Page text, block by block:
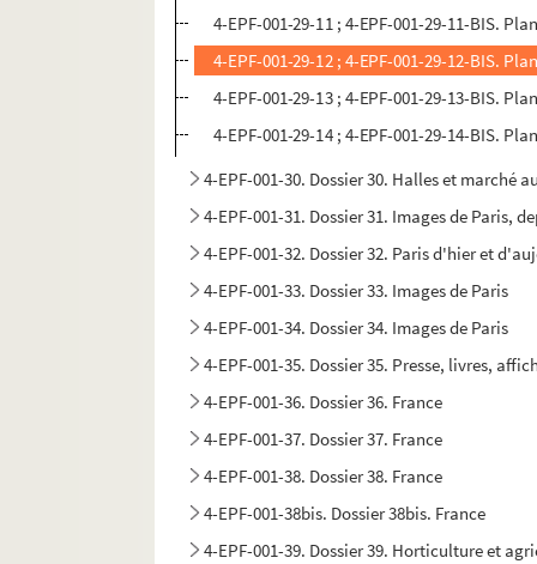
4-EPF-001-29-11 ; 4-EPF-001-29-11-BIS.
4-EPF-001-29-12 ; 4-EPF-001-29-12-BIS.
4-EPF-001-29-13 ; 4-EPF-001-29-13-BIS.
4-EPF-001-29-14 ; 4-EPF-001-29-14-BIS.
4-EPF-001-30. Dossier 30. Halles et marché
4-EPF-001-31. Dossier 31. Images de Paris,
4-EPF-001-32. Dossier 32. Paris d'hier et
4-EPF-001-33. Dossier 33. Images de Paris
4-EPF-001-34. Dossier 34. Images de Paris
4-EPF-001-35. Dossier 35. Presse, livres,
4-EPF-001-36. Dossier 36. France
4-EPF-001-37. Dossier 37. France
4-EPF-001-38. Dossier 38. France
4-EPF-001-38bis. Dossier 38bis. France
4-EPF-001-39. Dossier 39. Horticulture et